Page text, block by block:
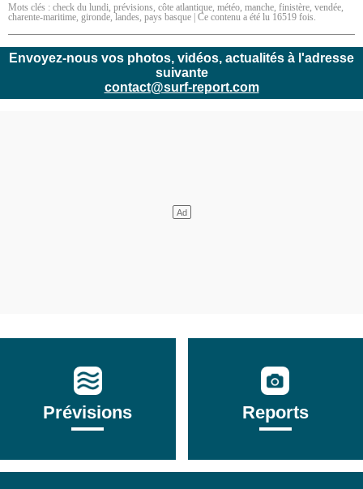
Mots clés : check du lundi prévisions côte atlantique météo manche finistère vendée
charente-maritime gironde ,landes pays basque | Ce contenu a été lu 16519 fois.
Envoyez-nous vos photos, vidéos, actualités à l'adresse
suivante
contact@surf-report.com
Prévisions Reports